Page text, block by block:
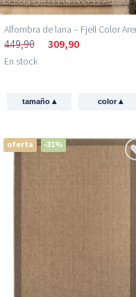
Alfombra de lana – Fjell Color
449,90 309,90
En stock
tamaño ▴ color▴
oferta -31%